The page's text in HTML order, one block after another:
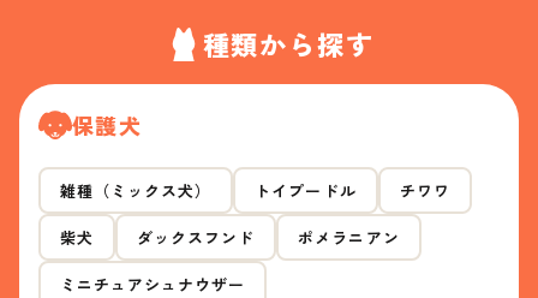
種類から探す
保護犬
雑種（ミックス犬） トイプードル チワワ
柴犬 ダックスフンド ポメラニアン
ミニチュアシュナウザー